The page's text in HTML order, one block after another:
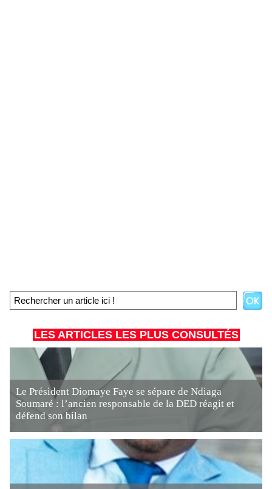
LES ARTICLES LES PLUS CONSULTÉS
Le Président Diomaye Faye se sépare de Ndiaga
Soumaré : l’ancien responsable de la DED réagit et
défend son bilan